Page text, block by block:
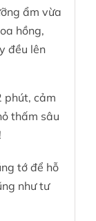
ẩm vừa
hồng,
đều lên
phút, cảm
thấm sâu
tớ để hỗ
như tư